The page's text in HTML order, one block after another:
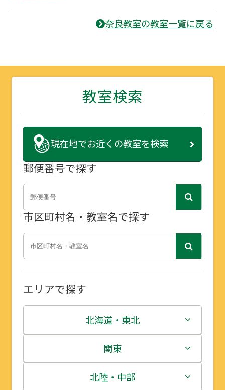
奈良教室の教室一覧に戻る
教室検索
現在地でお近くの教室を検索
郵便番号で探す
市区町村名・教室名で探す
エリアで探す
北海道・東北
北海道
青森県
関東
茨城県
北陸・中部